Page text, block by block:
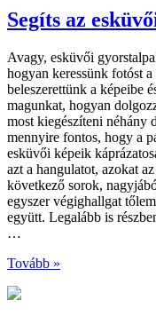
Segíts az
Avagy, esküvői
hogyan keressünk fotóst
beleszerettünk a képeibe
magunkat, hogyan
most kiegészíteni néhány
mennyire fontos, hogy a
esküvői képeik
azt a hangulatot, azokat
következő sorok,
egyszer végighallgat
együtt. Legalább is
…
Tovább »